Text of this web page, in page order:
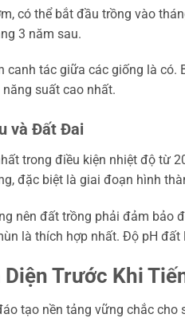
có thể bắt đầu trồng vào
3 năm sau.
canh tác giữa các giống là có.
suất cao nhất.
và Đất Đai
trong điều kiện nhiệt độ từ
đặc biệt là giai đoạn hình
nên đất trồng phải đảm
là thích hợp nhất. Độ pH
Diện Trước Khi
tạo nền tảng vững chắc